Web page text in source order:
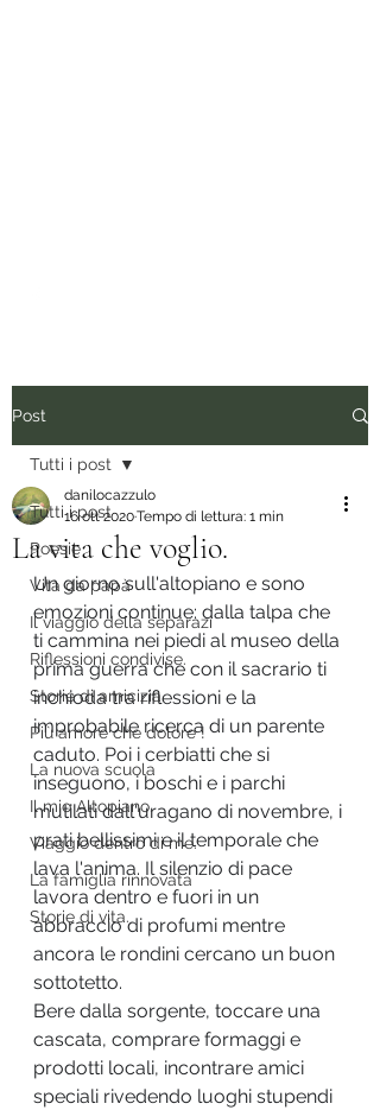
Post
Tutti i post
Poesie
Vita da papà
Il viaggio della separazi
Riflessioni condivise.
Storie di amicizia.
Più amore che dolore !
La nuova scuola
Il mio Altopiano.
Viaggio dentro di me.
La famiglia rinnovata
Storie di vita.
Tutti i post
La vita che voglio.
danilocazzulo
16 ott 2020Tempo di lettura: 1 min
Un giorno sull'altopiano e sono
emozioni continue: dalla talpa che
ti cammina nei piedi al museo della
prima guerra che con il sacrario ti
inchioda tra riflessioni e la
improbabile ricerca di un parente
caduto. Poi i cerbiatti che si
inseguono, i boschi e i parchi
mutilati dall'uragano di novembre, i
prati bellissimi e il temporale che
lava l'anima. Il silenzio di pace
lavora dentro e fuori in un
abbraccio di profumi mentre
ancora le rondini cercano un buon
sottotetto.
Bere dalla sorgente, toccare una
cascata, comprare formaggi e
prodotti locali, incontrare amici
speciali rivedendo luoghi stupendi